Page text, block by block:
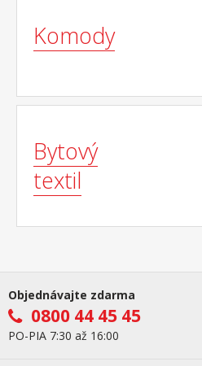
Komody
Bytový
textil
Objednávajte zdarma
0800 44 45 45
PO-PIA 7:30 až 16:00